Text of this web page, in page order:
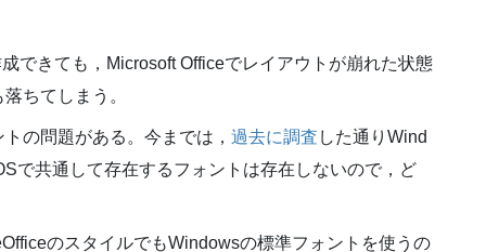
できても，Microsoft Officeでレイアウトが崩れた状態
ちてしまう。
の問題がある。今までは， 過去に調査 した通りWind
で共通して存在するフォントは存在しないので，ど
のスタイルでもWindowsの標準フォントを使うの